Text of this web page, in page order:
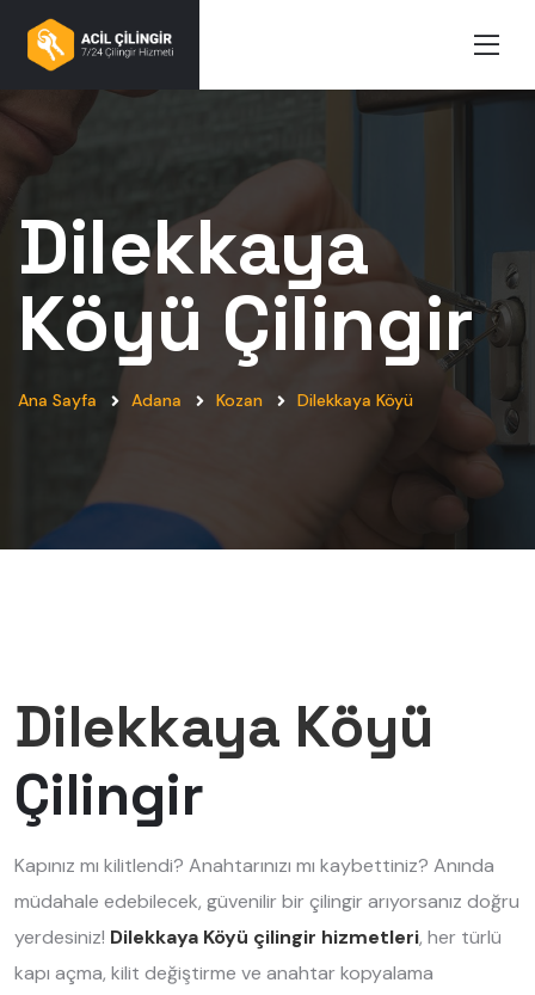
Dilekkaya
Köyü Çilingir
Ana Sayfa Adana Kozan Dilekkaya Köyü
Dilekkaya Köyü
Çilingir
Kapınız mı kilitlendi? Anahtarınızı mı kaybettiniz? Anında
müdahale edebilecek, güvenilir bir çilingir arıyorsanız doğru
yerdesiniz! Dilekkaya Köyü çilingir hizmetleri, her türlü
kapı açma, kilit değiştirme ve anahtar kopyalama